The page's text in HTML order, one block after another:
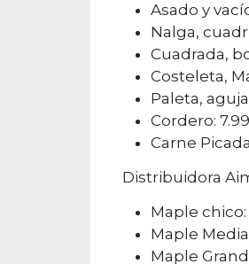
Asado y
Nalga,
Cuadrada,
Costeleta,
Paleta,
Cordero:
Carne
Distribuidora
Maple chico:
Maple
Maple